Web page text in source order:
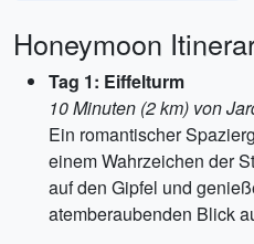
Honeymoon
Tag 1: Eiffelturm
10 Minuten (2 km) von
Ein romantischer
einem Wahrzeichen der
auf den Gipfel und
atemberaubenden Blick